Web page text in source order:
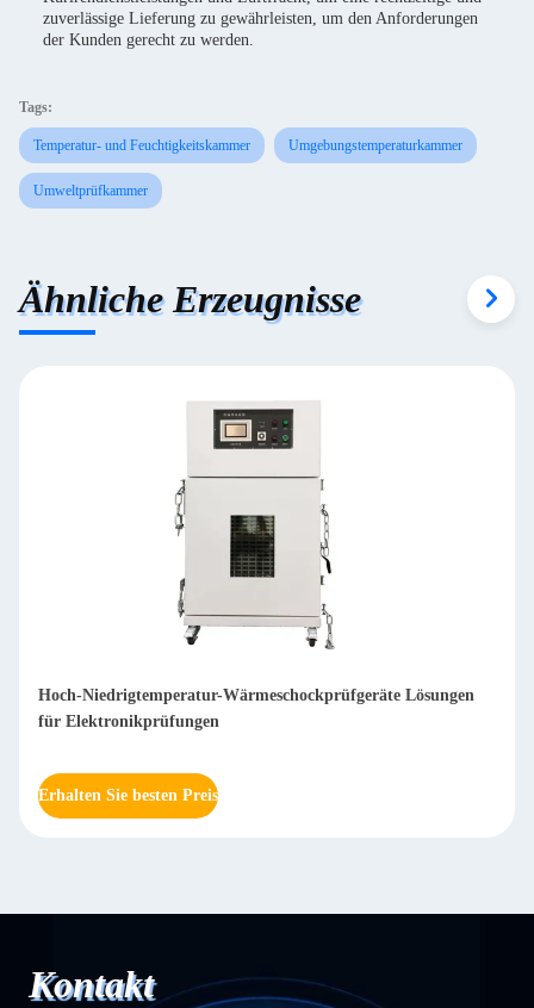
zuverlässige Lieferung zu gewährleisten, um den Anforderungen
der Kunden gerecht zu werden.
Tags:
Temperatur- und Feuchtigkeitskammer Umgebungstemperaturkammer
Umweltprüfkammer
Ähnliche Erzeugnisse
Hoch-Niedrigtemperatur-Wärmeschockprüfgeräte Lösungen
für Elektronikprüfungen
Erhalten Sie besten Preis
Kontakt